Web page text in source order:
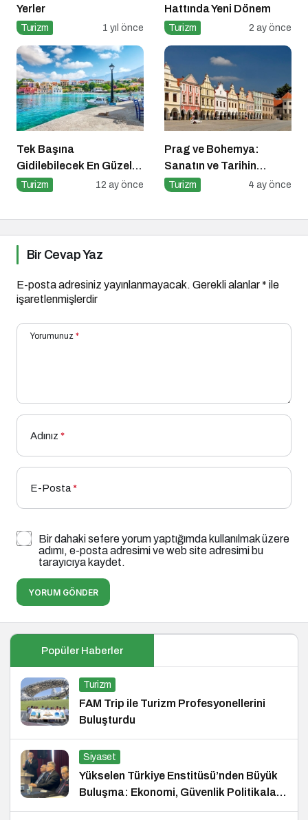
Yerler
Turizm 1 yıl önce
Hattında Yeni Dönem
Turizm 2 ay önce
Tek Başına
Gidilebilecek En Güzel
Tatil Yerleri
Turizm 12 ay önce
Prag ve Bohemya:
Sanatın ve Tarihin
Kesiştiği Coğrafya
Turizm 4 ay önce
Bir Cevap Yaz
E-posta adresiniz yayınlanmayacak. Gerekli alanlar* ile
işaretlenmişlerdir
Yorumunuz *
Adınız *
E-Posta*
Bir dahaki sefere yorum yaptığımda kullanılmak üzere
adımı, e-posta adresimi ve web site adresimi bu
tarayıcıya kaydet.
YORUM GÖNDER
Popüler Haberler
Turizm
FAM Trip ile Turizm Profesyonellerini
Buluşturdu
Siyaset
Yükselen Türkiye Enstitüsü’nden Büyük
Buluşma: Ekonomi, Güvenlik Politikaları
ve Hukuk Konferansı